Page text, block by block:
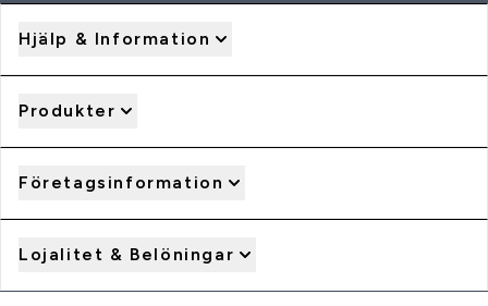
Hjälp & Information
Produkter
Företagsinformation
Lojalitet & Belöningar